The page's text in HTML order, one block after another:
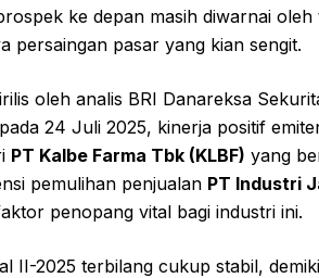
ke depan masih diwarnai
persaingan pasar yang kian sengit.
oleh analis BRI Danareksa
24 Juli 2025, kinerja positif
PT Kalbe Farma Tbk (KLBF) yang
pemulihan penjualan PT Industri
penopang vital bagi industri ini.
II-2025 terbilang cukup stabil,